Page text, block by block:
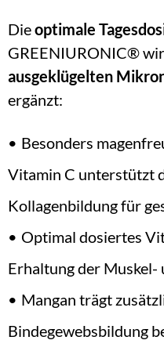
Die optimale
GREENIURONIC®
ausgeklügelten
ergänzt:
Besonders
Vitamin C unterstützt
Kollagenbildung für
Optimal dosiertes
Erhaltung der
Mangan trägt
Bindegewebsbildung